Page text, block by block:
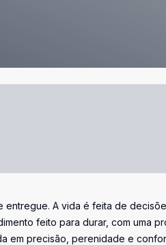
entregue. A vida é feita de
feito para durar, com uma
em precisão, perenidade e